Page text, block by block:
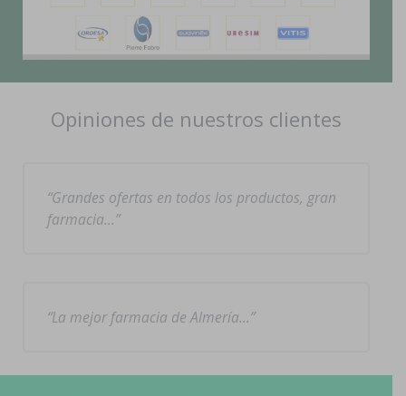
Opiniones de nuestros clientes
Grandes ofertas en todos los productos, gran
farmacia…
La mejor farmacia de Almería…